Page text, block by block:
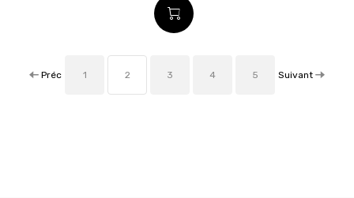
Préc 1 2 3 4 5 Suivant